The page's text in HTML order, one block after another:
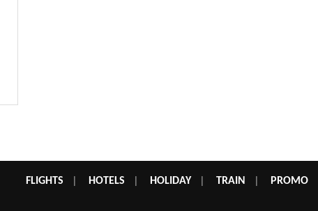
FLIGHTS HOTELS HOLIDAY| TRAIN PROMO